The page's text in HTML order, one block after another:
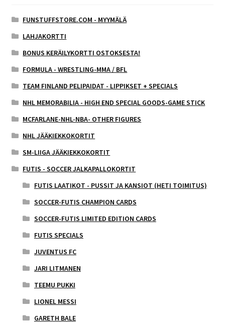
FUNSTUFFSTORE.COM - MYYMÄLÄ
LAHJAKORTTI
BONUS KERÄILYKORTTI OSTOKSESTA!
FORMULA - WRESTLING-MMA / BFL
TEAM FINLAND PELIPAIDAT - LIPPIKSET + SPECIALS
NHL MEMORABILIA - HIGH END SPECIAL GOODS-GAME STICK
MCFARLANE-NHL-NBA- OTHER FIGURES
NHL JÄÄKIEKKOKORTIT
SM-LIIGA JÄÄKIEKKOKORTIT
FUTIS - SOCCER JALKAPALLOKORTIT
FUTIS LAATIKOT - PUSSIT JA KANSIOT (HETI TOIMITUS)
SOCCER-FUTIS CHAMPION CARDS
SOCCER-FUTIS LIMITED EDITION CARDS
FUTIS SPECIALS
JUVENTUS FC
JARI LITMANEN
TEEMU PUKKI
LIONEL MESSI
GARETH BALE